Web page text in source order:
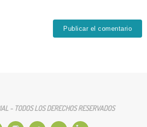
- TODOS LOS DERECHOS RESERVADOS